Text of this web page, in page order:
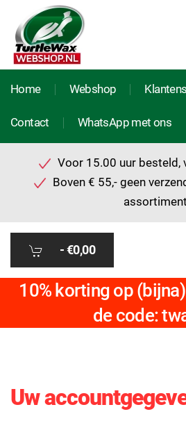
Home Webshop
Contact WhatsApp met ons
Voor 15.00 uur besteld,
Boven € 55,- geen
assortiment
-€0,00
10% korting op
de code:
Uw